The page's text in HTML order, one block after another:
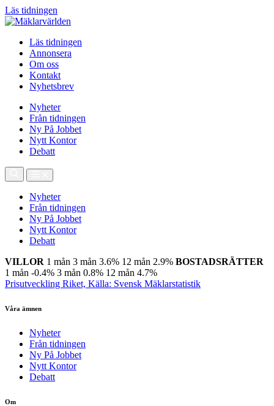
Läs tidningen
Läs tidningen
Annonsera
Om oss
Kontakt
Nyhetsbrev
Nyheter
Från tidningen
Ny På Jobbet
Nytt Kontor
Debatt
Nyheter
Från tidningen
Ny På Jobbet
Nytt Kontor
Debatt
VILLOR 1 mån 3 mån 3.6% 12 mån 2.9% BOSTADSRÄTTER
1 mån -0.4% 3 mån 0.8% 12 mån 4.7%
Prisutveckling Riket, Källa: Svensk Mäklarstatistik
Våra ämnen
Nyheter
Från tidningen
Ny På Jobbet
Nytt Kontor
Debatt
Om